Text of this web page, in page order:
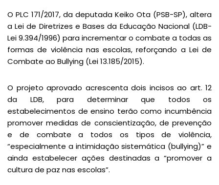
O PLC 171/2017, da deputada Keiko Ota (PSB-SP), altera
a Lei de Diretrizes e Bases da Educação Nacional (LDB-
Lei 9.394/1996) para incrementar o combate a todas as
formas de violência nas escolas, reforçando a Lei de
Combate ao Bullying (Lei 13.185/2015).
O projeto aprovado acrescenta dois incisos ao art. 12
da LDB, para determinar que todos os
estabelecimentos de ensino terão como incumbência
promover medidas de conscientização, de prevenção
e de combate a todos os tipos de violência,
“especialmente a intimidação sistemática (bullying)” e
ainda estabelecer ações destinadas a “promover a
cultura de paz nas escolas”.